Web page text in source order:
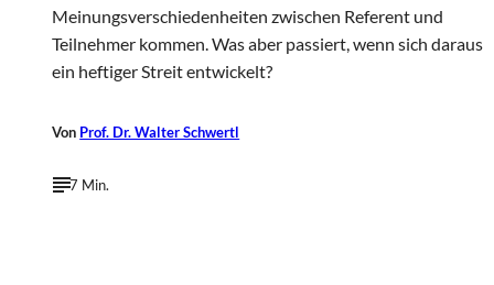
Meinungsverschiedenheiten zwischen Referent und
Teilnehmer kommen. Was aber passiert, wenn sich daraus
ein heftiger Streit entwickelt?
Von Prof. Dr. Walter Schwertl
7 Min.